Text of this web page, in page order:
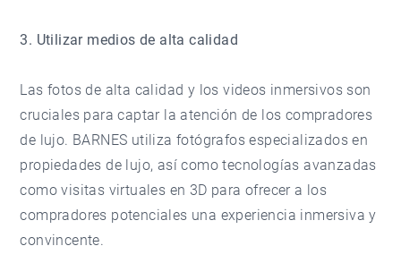
3. Utilizar medios de alta calidad
Las fotos de alta calidad y los videos inmersivos son
cruciales para captar la atención de los compradores
de lujo. BARNES utiliza fotógrafos especializados en
propiedades de lujo, así como tecnologías avanzadas
como visitas virtuales en 3D para ofrecer a los
compradores potenciales una experiencia inmersiva y
convincente.